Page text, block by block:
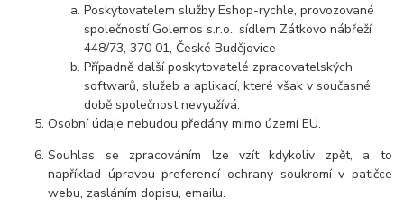
Poskytovatelem služby Eshop-rychle, provozované
společností Golemos s.r.o., sídlem Zátkovo nábřeží
448/73, 370 01, České Budějovice
Případně další poskytovatelé zpracovatelských
softwarů, služeb a aplikací, které však v současné
době společnost nevyužívá.
Osobní údajenebudoupředány mimo území EU.
Souhlas se zpracováním lze vzít kdykoliv zpět, a to
například úpravou preferencí ochrany soukromí v patičce
webu, zasláním dopisu, emailu.